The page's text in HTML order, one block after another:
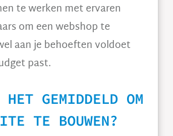
te werken met ervaren
om een webshop te
aan je behoeften voldoet
past.
HET GEMIDDELD OM
TE BOUWEN?